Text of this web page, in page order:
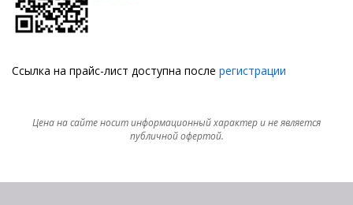
Ссылка на прайс-лист доступна после регистрации
Цена на сайте носит информационный характер и не является
публичной офертой.